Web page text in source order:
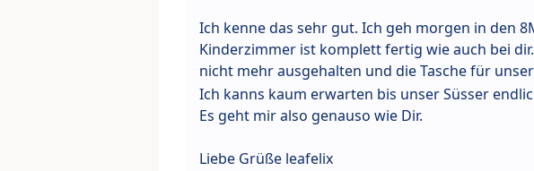
Ich kenne das sehr gut. Ich geh morgen in den
Kinderzimmer ist komplett fertig wie auch bei
nicht mehr ausgehalten und die Tasche für
Ich kanns kaum erwarten bis unser Süsser
Es geht mir also genauso wie Dir.
Liebe Grüße leafelix